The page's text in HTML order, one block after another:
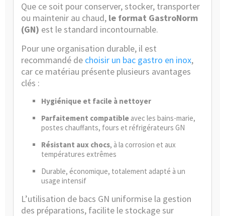
Que ce soit pour conserver, stocker, transporter
ou maintenir au chaud, le format GastroNorm
(GN) est le standard incontournable.
Pour une organisation durable, il est
recommandé de choisir un bac gastro en inox,
car ce matériau présente plusieurs avantages
clés :
Hygiénique et facile à nettoyer
Parfaitement compatible avec les bains-marie,
postes chauffants, fours et réfrigérateurs GN
Résistant aux chocs, à la corrosion et aux
températures extrêmes
Durable, économique, totalement adapté à un
usage intensif
L’utilisation de bacs GN uniformise la gestion
des préparations, facilite le stockage sur